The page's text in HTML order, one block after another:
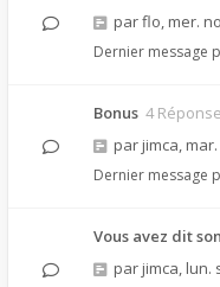
parflo, mer.
Dernier message
Bonus 4
par jimca,
Dernier message
Vous avez dit
par jimca, lun.